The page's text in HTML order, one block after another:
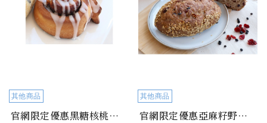
其他商品
官網限定優惠黑糖核桃肉桂捲 Brown Sugar Walnut Cinnamo...
其他商品
官網限定優惠亞麻籽野莓歐包(無糖無油)Flaxseed & Wild Berry...